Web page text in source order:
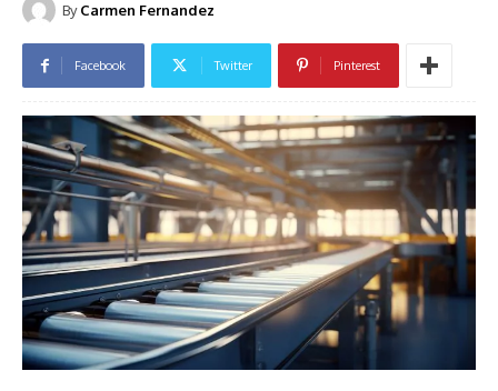
By Carmen Fernandez
Facebook Twitter Pinterest